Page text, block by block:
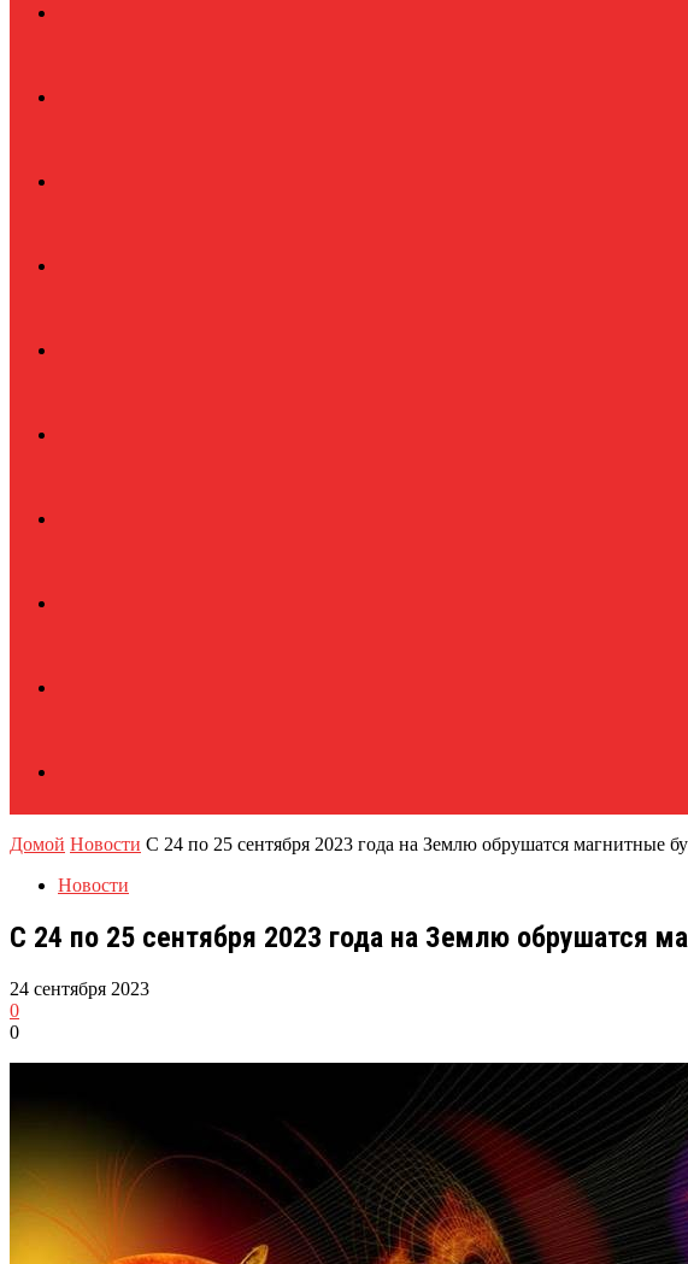
Домой Новости С 24 по 25 сентября 2023 года на Землю обрушатся магнитные
Новости
С 24 по 25 сентября 2023 года на Землю обрушатся
24 сентября 2023
0
0